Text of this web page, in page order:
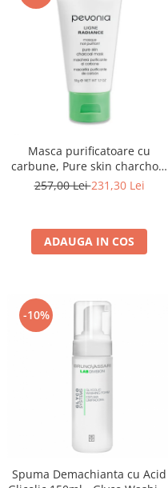
Masca purificatoare cu
carbune, Pure skin charchoal
mask - 50ml
257,00 Lei231,30 Lei
ADAUGA IN COS
-10%
Spuma Demachianta cu Acid